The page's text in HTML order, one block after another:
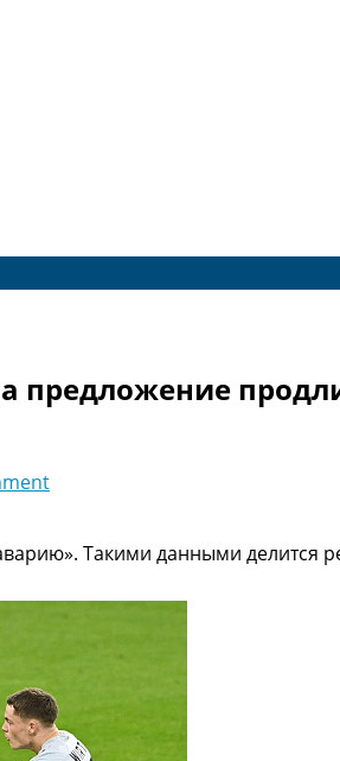
предложение
Такими данными делится